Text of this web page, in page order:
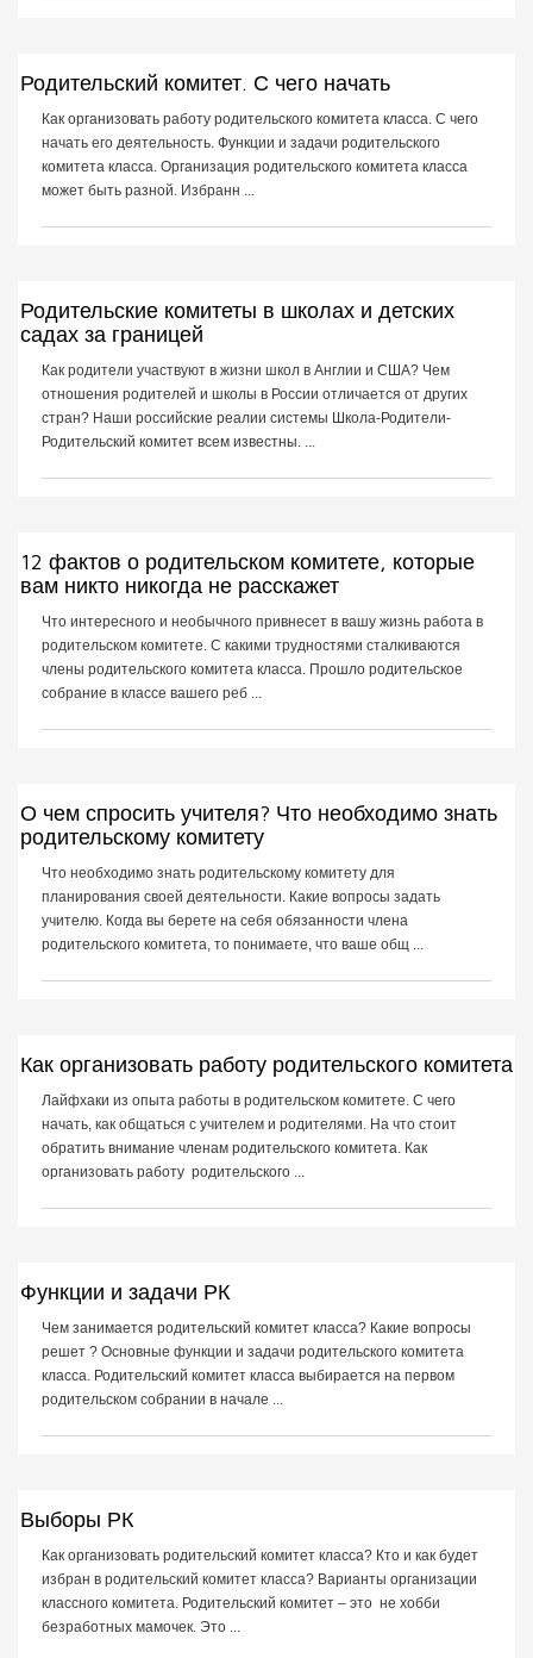
Родительский комитет. С чего начать
Как организовать работу родительского комитета класса. С чего
начать его деятельность. Функции и задачи родительского
комитета класса. Организация родительского комитета класса
может быть разной. Избранн ...
Родительские комитеты в школах и детских
садах за границей
Как родители участвуют в жизни школ в Англии и США? Чем
отношения родителей и школы в России отличается от других
стран? Наши российские реалии системы Школа-Родители-
Родительский комитет всем известны. ...
12 фактов о родительском комитете, которые
вам никто никогда не расскажет
Что интересного и необычного привнесет в вашу жизнь работа в
родительском комитете. С какими трудностями сталкиваются
члены родительского комитета класса. Прошло родительское
собрание в классе вашего реб ...
О чем спросить учителя? Что необходимо знать
родительскому комитету
Что необходимо знать родительскому комитету для
планирования своей деятельности. Какие вопросы задать
учителю. Когда вы берете на себя обязанности члена
родительского комитета, то понимаете, что ваше общ ...
Как организовать работу родительского комитета
Лайфхаки из опыта работы в родительском комитете. С чего
начать, как общаться с учителем и родителями. На что стоит
обратить внимание членам родительского комитета. Как
организовать работу родительского ...
Функции и задачи РК
Чем занимается родительский комитет класса? Какие вопросы
решет ? Основные функции и задачи родительского комитета
класса. Родительский комитет класса выбирается на первом
родительском собрании в начале ...
Выборы РК
Как организовать родительский комитет класса? Кто и как будет
избран в родительский комитет класса? Варианты организации
классного комитета. Родительский комитет – это не хобби
безработных мамочек. Это ...